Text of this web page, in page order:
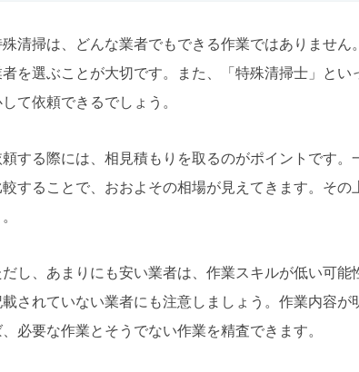
清掃は、どんな業者でもできる作業ではありませ
を選ぶことが大切です。また、「特殊清掃士」と
て依頼できるでしょう。
する際には、相見積もりを取るのがポイントです
することで、おおよその相場が見えてきます。そ
し、あまりにも安い業者は、作業スキルが低い可
されていない業者にも注意しましょう。作業内容
必要な作業とそうでない作業を精査できます。